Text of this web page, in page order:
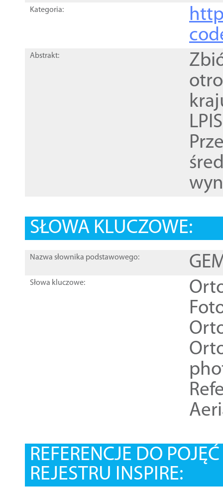
Kategoria:
Abstrakt:
SŁOWA KLUCZOWE:
Nazwa słownika podstawowego:
Słowa kluczowe:
REFERENCJE DO
REJESTRU INSPIRE: